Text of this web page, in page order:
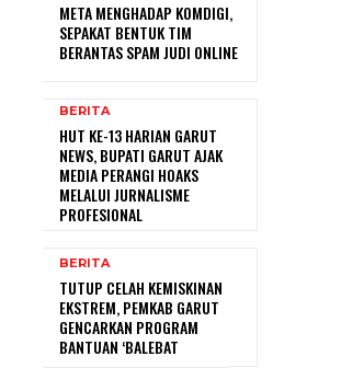
META MENGHADAP KOMDIGI,
SEPAKAT BENTUK TIM
BERANTAS SPAM JUDI ONLINE
BERITA
HUT KE-13 HARIAN GARUT
NEWS, BUPATI GARUT AJAK
MEDIA PERANGI HOAKS
MELALUI JURNALISME
PROFESIONAL
BERITA
TUTUP CELAH KEMISKINAN
EKSTREM, PEMKAB GARUT
GENCARKAN PROGRAM
BANTUAN ‘BALEBAT